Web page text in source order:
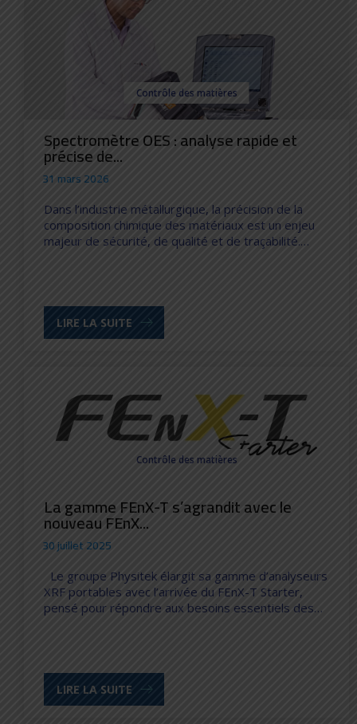
Contrôle des matières
Spectromètre OES : analyse rapide et
précise de...
31 mars 2026
Dans l’industrie métallurgique, la précision de la
composition chimique des matériaux est un enjeu
majeur de sécurité, de qualité et de traçabilité.…
LIRE LA SUITE
Contrôle des matières
La gamme FEnX-T s’agrandit avec le
nouveau FEnX...
30 juillet 2025
Le groupe Physitek élargit sa gamme d’analyseurs
XRF portables avec l’arrivée du FEnX-T Starter,
pensé pour répondre aux besoins essentiels des…
LIRE LA SUITE